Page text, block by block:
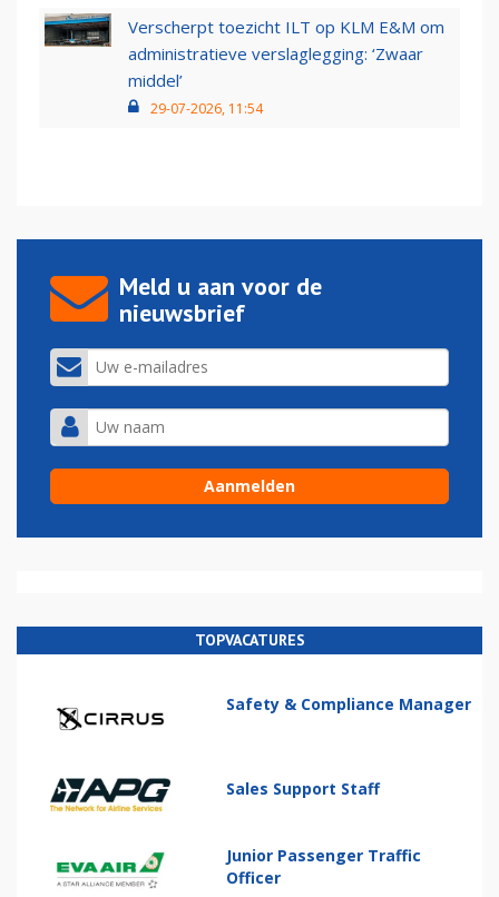
Verscherpt toezicht ILT op KLM E&M om
administratieve verslaglegging: ‘Zwaar
middel’
29-07-2026, 11:54
Meld u aan voor de
nieuwsbrief
TOPVACATURES
Safety & Compliance Manager
Sales Support Staff
Junior Passenger Traffic
Officer